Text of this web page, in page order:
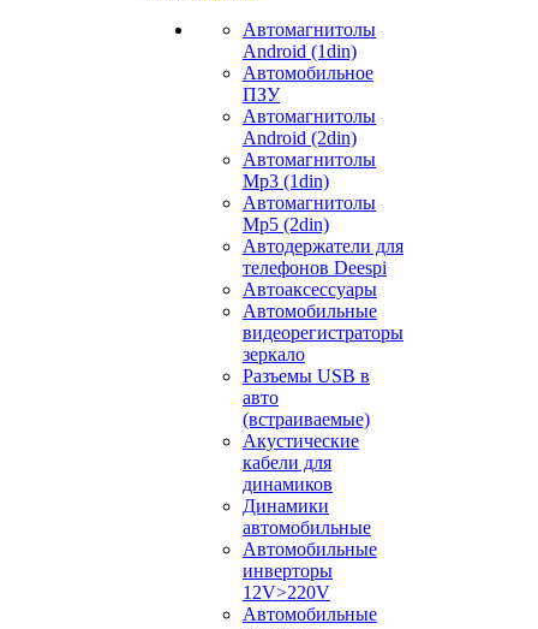
Автомагнитолы
Android (1din)
Автомобильное
ПЗУ
Автомагнитолы
Android (2din)
Автомагнитолы
Mp3 (1din)
Автомагнитолы
Mp5 (2din)
Автодержатели для
телефонов Deespi
Автоаксессуары
Автомобильные
видеорегистраторы
зеркало
Разъемы USB в
авто
(встраиваемые)
Акустические
кабели для
динамиков
Динамики
автомобильные
Автомобильные
инверторы
12V>220V
Автомобильные